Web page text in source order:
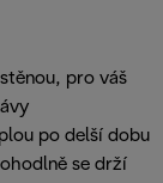
pro váš
po delší dobu
se drží